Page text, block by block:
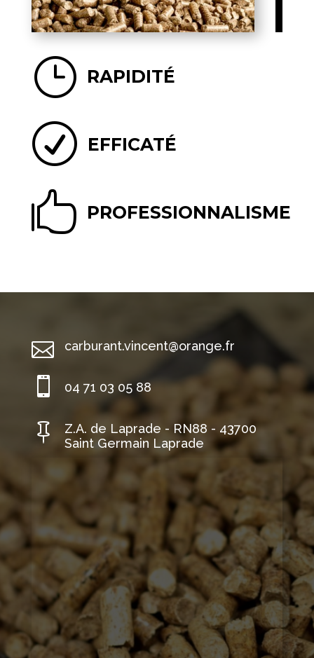
} RAPIDITÉ
R EFFICATÉ
 PROFESSIONNALISME
 carburant.vincent@orange.fr
 04 71 03 05 88

Z.A. de Laprade - RN88 - 43700
Saint Germain Laprade